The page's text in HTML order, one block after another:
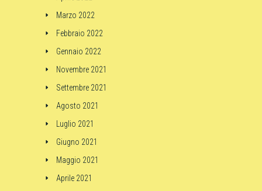
Marzo 2022
Febbraio 2022
Gennaio 2022
Novembre 2021
Settembre 2021
Agosto 2021
Luglio 2021
Giugno 2021
Maggio 2021
Aprile 2021